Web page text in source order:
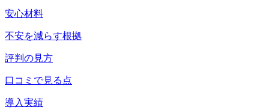
安心材料
不安を減らす根拠
評判の見方
口コミで見る点
導入実績